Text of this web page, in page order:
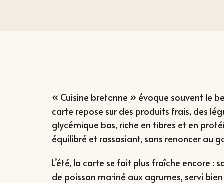
« Cuisine bretonne » évoque souvent le
carte repose sur des produits frais, des
glycémique bas, riche en fibres et en
équilibré et rassasiant, sans renoncer au
L’été, la carte se fait plus fraîche encore :
de poisson mariné aux agrumes, servi